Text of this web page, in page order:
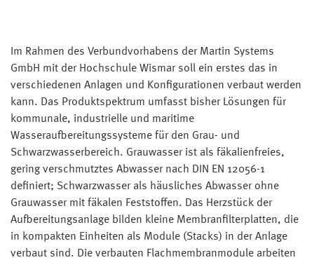
Im Rahmen des Verbundvorhabens der Martin Systems
GmbH mit der Hochschule Wismar soll ein erstes das in
verschiedenen Anlagen und Konfigurationen verbaut werden
kann. Das Produktspektrum umfasst bisher Lösungen für
kommunale, industrielle und maritime
Wasseraufbereitungssysteme für den Grau- und
Schwarzwasserbereich. Grauwasser ist als fäkalienfreies,
gering verschmutztes Abwasser nach DIN EN 12056-1
definiert; Schwarzwasser als häusliches Abwasser ohne
Grauwasser mit fäkalen Feststoffen. Das Herzstück der
Aufbereitungsanlage bilden kleine Membranfilterplatten, die
in kompakten Einheiten als Module (Stacks) in der Anlage
verbaut sind. Die verbauten Flachmembranmodule arbeiten